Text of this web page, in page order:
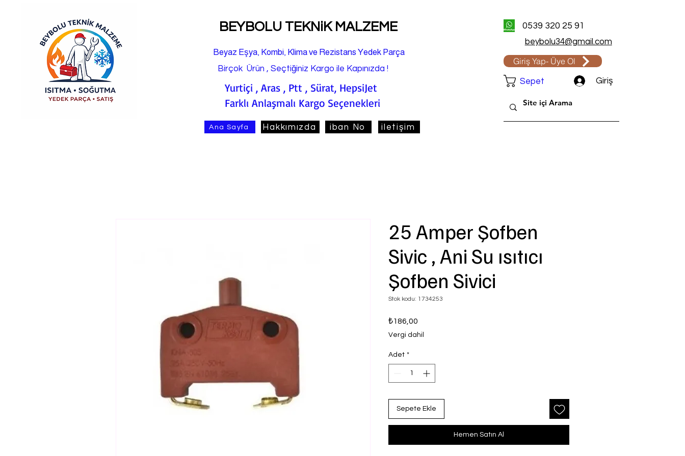
BEYBOLU TEKNiK MALZEME
Beyaz Eşya, Kombi, Klima ve Rezistans Yedek Parça
Birçok Ürün , Seçtiğiniz Kargo ile Kapınızda !
Yurtiçi , Aras , Ptt , Sürat, HepsiJet
Farklı Anlaşmalı Kargo Seçenekleri
Ana Sayfa Hakkımızda iban No iletişim
0539 320 25 91
beybolu34@gmail.com
Giriş Yap- Üye Ol
Sepet Giriş
25 Amper Şofben
Sivic , Ani Su ısıtıcı
Şofben Sivici
Stok kodu: 1734253
₺186,00
Vergi dahil
Adet *
Sepete Ekle
Hemen Satın Al